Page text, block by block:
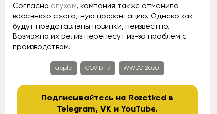
Согласно слухам, компания также отменила
весеннюю ежегодную презентацию. Однако как
будут представлены новинки, неизвестно.
Возможно их релиз перенесут из-за проблем с
производством.
apple COVID-19 WWDC 2020
Подписывайтесь на Rozetked в
Telegram,VK иYouTube.